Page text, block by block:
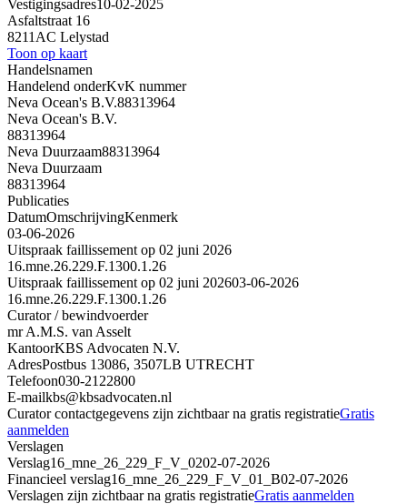
Vestigingsadres10-02-2025
Asfaltstraat 16
8211AC Lelystad
Toon op kaart
Handelsnamen
Handelend onderKvK nummer
Neva Ocean's B.V.88313964
Neva Ocean's B.V.
88313964
Neva Duurzaam88313964
Neva Duurzaam
88313964
Publicaties
DatumOmschrijvingKenmerk
03-06-2026
Uitspraak faillissement op 02 juni 2026
16.mne.26.229.F.1300.1.26
Uitspraak faillissement op 02 juni 202603-06-2026
16.mne.26.229.F.1300.1.26
Curator / bewindvoerder
mr A.M.S. van Asselt
KantoorKBS Advocaten N.V.
AdresPostbus 13086, 3507LB UTRECHT
Telefoon030-2122800
E-mailkbs@kbsadvocaten.nl
Curator contactgegevens zijn zichtbaar na gratis registratieGratis
aanmelden
Verslagen
Verslag16_mne_26_229_F_V_0202-07-2026
Financieel verslag16_mne_26_229_F_V_01_B02-07-2026
Verslagen zijn zichtbaar na gratis registratieGratis aanmelden